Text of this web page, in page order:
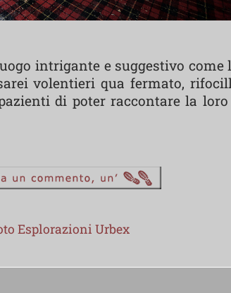
intrigante e suggestivo
volentieri qua fermato,
di poter raccontare la
Esplorazioni Urbex